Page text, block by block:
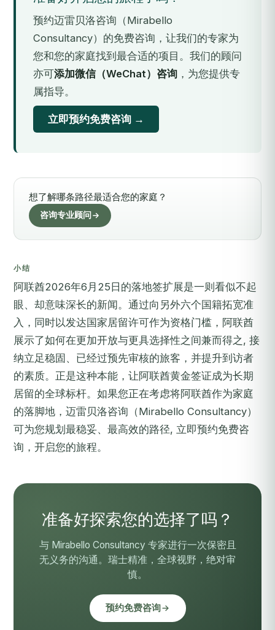
预约迈雷贝洛咨询（Mirabello
Consultancy）的免费咨询，让我们的专家为
您和您的家庭找到最合适的项目。我们的顾问
亦可添加微信（WeChat）咨询 ，为您提供专
属指导。
立即预约免费咨询 →
想了解哪条路径最适合您的家庭？
咨询专业顾问
小结
阿联酋2026年6月25日的落地签扩展是一则看似不起
眼、却意味深长的新闻。通过向另外六个国籍拓宽准
入，同时以发达国家居留许可作为资格门槛，阿联酋
展示了如何在更加开放与更具选择性之间兼而得之, 接
纳立足稳固、已经过预先审核的旅客，并提升到访者
的素质。正是这种本能，让阿联酋黄金签证成为长期
居留的全球标杆。如果您正在考虑将阿联酋作为家庭
的落脚地，迈雷贝洛咨询（Mirabello Consultancy）
可为您规划最稳妥、最高效的路径, 立即预约免费咨
询 ，开启您的旅程。
准备好探索您的选择了吗？
与 Mirabello Consultancy 专家进行一次保密且
无义务的沟通。瑞士精准，全球视野，绝对审
慎。
预约免费咨询